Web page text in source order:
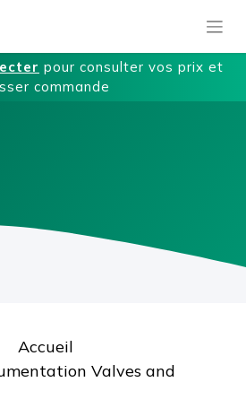
pour consulter vos prix et
commande
Accueil
Valves and